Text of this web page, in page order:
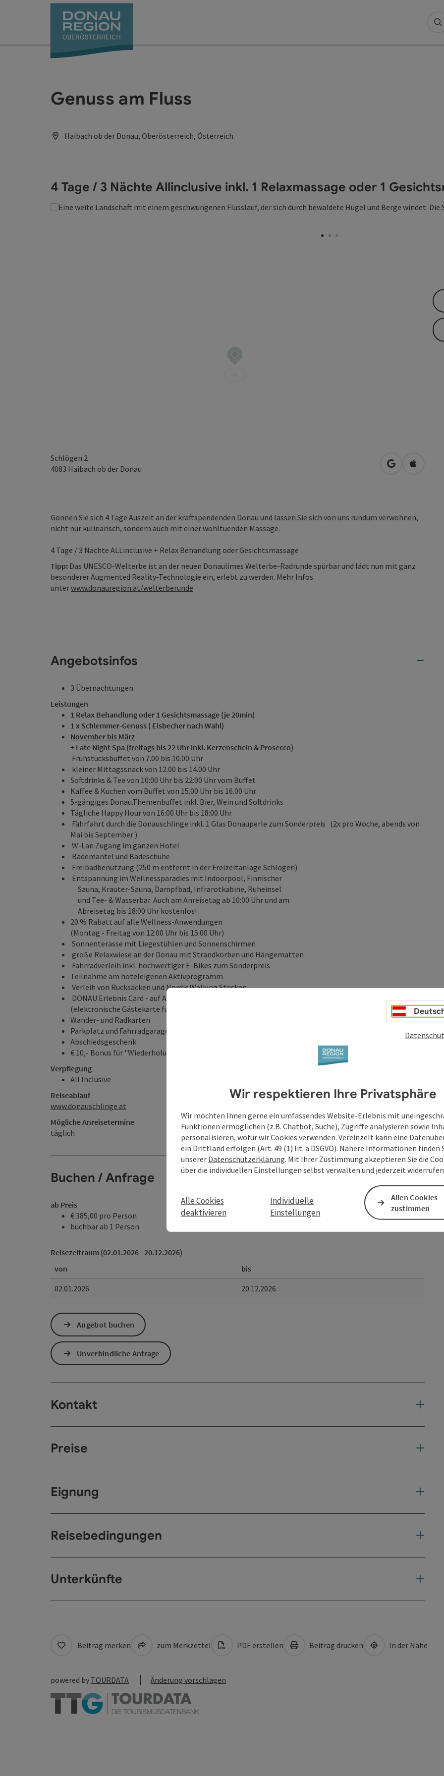
Genuss am Fluss
Haibach ob der Donau, Oberösterreich, Österreich
4 Tage / 3 Nächte Allinclusive inkl. 1 Relaxmassage oder 1
Schlögen 2
4083 Haibach ob der Donau in Googlein Apple
Gönnen Sie sich 4 Tage Auszeit an der kraftspendenden Donau und lassen Sie sich von uns rundum verwöhnen,
nicht nur kulinarisch, sondern auch mit einer wohltuenden Massage.
4 Tage / 3 Nächte ALLinclusive + Relax Behandlung oder Gesichtsmassage
Tipp: Das UNESCO-Welterbe ist an der neuen Donaulimes Welterbe-Radrunde spürbar und lädt nun mit ganz
besonderer Augmented Reality-Technologie ein, erlebt zu werden. Mehr Infos
unterwww.donauregion.at/welterberunde
Angebotsinfos
3 Übernachtungen
Leistungen
1 Relax Behandlung oder 1 Gesichtsmassage (je 20min)
1 x Schlemmer-Genuss ( Eisbecher nach Wahl)
November bis März
+ Late Night Spa (freitags bis 22 Uhr inkl. Kerzenschein & Prosecco)
Frühstücksbuffet von 7.00 bis 10.00 Uhr
kleiner Mittagssnack von 12.00 bis 14.00 Uhr
Softdrinks & Tee von 10:00 Uhr bis 22:00 Uhr vom Buffet
Kaffee & Kuchen vom Buffet von 15.00 Uhr bis 16.00 Uhr
5-gängiges Donau.Themenbuffet inkl. Bier, Wein und Softdrinks
Tägliche Happy Hour von 16:00 Uhr bis 18:00 Uhr
Fährfahrt durch die Donauschlinge inkl. 1 Glas Donauperle zum Sonderpreis (2x pro Woche, abends von
Mai bis September )
W-Lan Zugang im ganzen Hotel
Bademantel und Badeschuhe
Freibadbenützung (250 m entfernt in der Freizeitanlage Schlögen)
Entspannung im Wellnessparadies mit Indoorpool, Finnischer
Sauna, Kräuter-Sauna, Dampfbad, Infrarotkabine, Ruheinsel
und Tee- & Wasserbar. Auch am Anreisetag ab 10:00 Uhr und am
Abreisetag bis 18:00 Uhr kostenlos!
20 % Rabatt auf alle Wellness-Anwendungen
(Montag - Freitag von 12:00 Uhr bis 15:00 Uhr)
Sonnenterasse mit Liegestühlen und Sonnenschirmen
große Relaxwiese an der Donau mit Strandkörben und Hängematten
Fahrradverleih inkl. hochwertiger E-Bikes zum Sonderpreis
Teilnahme am hoteleigenen Aktivprogramm
Verleih von Rucksäcken und Nordic Walking Stöcken
DONAU.Erlebnis Card - auf Anfrage an der Rezeption
(elektronische Gästekarte für die Donauregion OÖ mit vielen attraktiven Angeboten)
Wander- und Radkarten
Parkplatz und Fahrradgarage
Abschiedsgeschenk
€ 10,- Bonus für "Wiederholungs-Genießer"
Verpflegung
All Inclusive
Reiseablauf
www.donauschlinge.at
Mögliche Anreisetermine
täglich
Buchen / Anfrage
ab Preis
€ 385,00 pro Person
buchbar ab 1 Person
Reisezeitraum (02.01.2026 - 20.12.2026)
von
bis
02.01.2026
20.12.2026
Angebot buchen
Unverbindliche Anfrage
Kontakt
Preise
Eignung
Reisebedingungen
Unterkünfte
Beitrag merken zum Merkzettel PDF erstellen Beitrag drucken In der Nähe
powered by TOURDATA Änderung vorschlagen
Wir respektieren Ihre Privatsphäre
Wir möchten Ihnen gerne ein umfassendes Website-Erlebnis mit
Funktionen ermöglichen (z.B. Chatbot, Suche), Zugriffe analysieren sowie
personalisieren, wofür wir Cookies verwenden. Vereinzelt kann eine
ein Drittland erfolgen (Art. 49 (1) lit. a DSGVO). Nähere Informationen finden
unserer Datenschutzerklärung. Mit Ihrer Zustimmung akzeptieren Sie die
über die individuellen Einstellungen selbst verwalten und jederzeit
Alle Cookies
deaktivieren
Individuelle
Einstellungen
Allen Cookies
zustimmen